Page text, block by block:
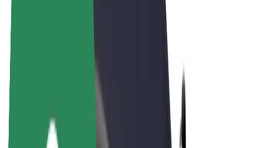
Bolt Food-handelaren
Fleet Owner